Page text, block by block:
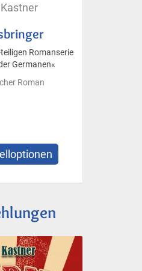
Romanserie
Germanen«
Roman